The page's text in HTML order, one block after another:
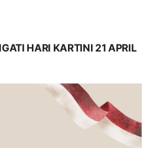
HARI KARTINI 21 APRIL